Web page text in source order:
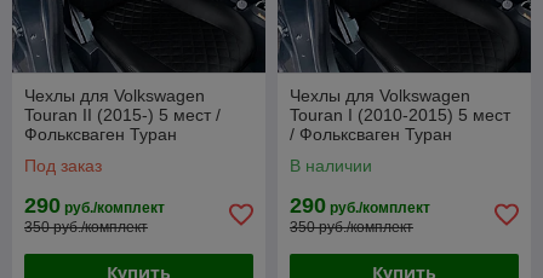
Чехлы для Volkswagen
Touran II (2015-) 5 мест /
Фольксваген Туран
РОМБ)
Под заказ
290 руб./комплект
350 руб./комплект
Купить
Чехлы для Volkswagen
Touran I (2010-2015) 5 мест
/ Фольксваген Туран
РОМБ)
В наличии
290 руб./комплект
350 руб./комплект
Купить